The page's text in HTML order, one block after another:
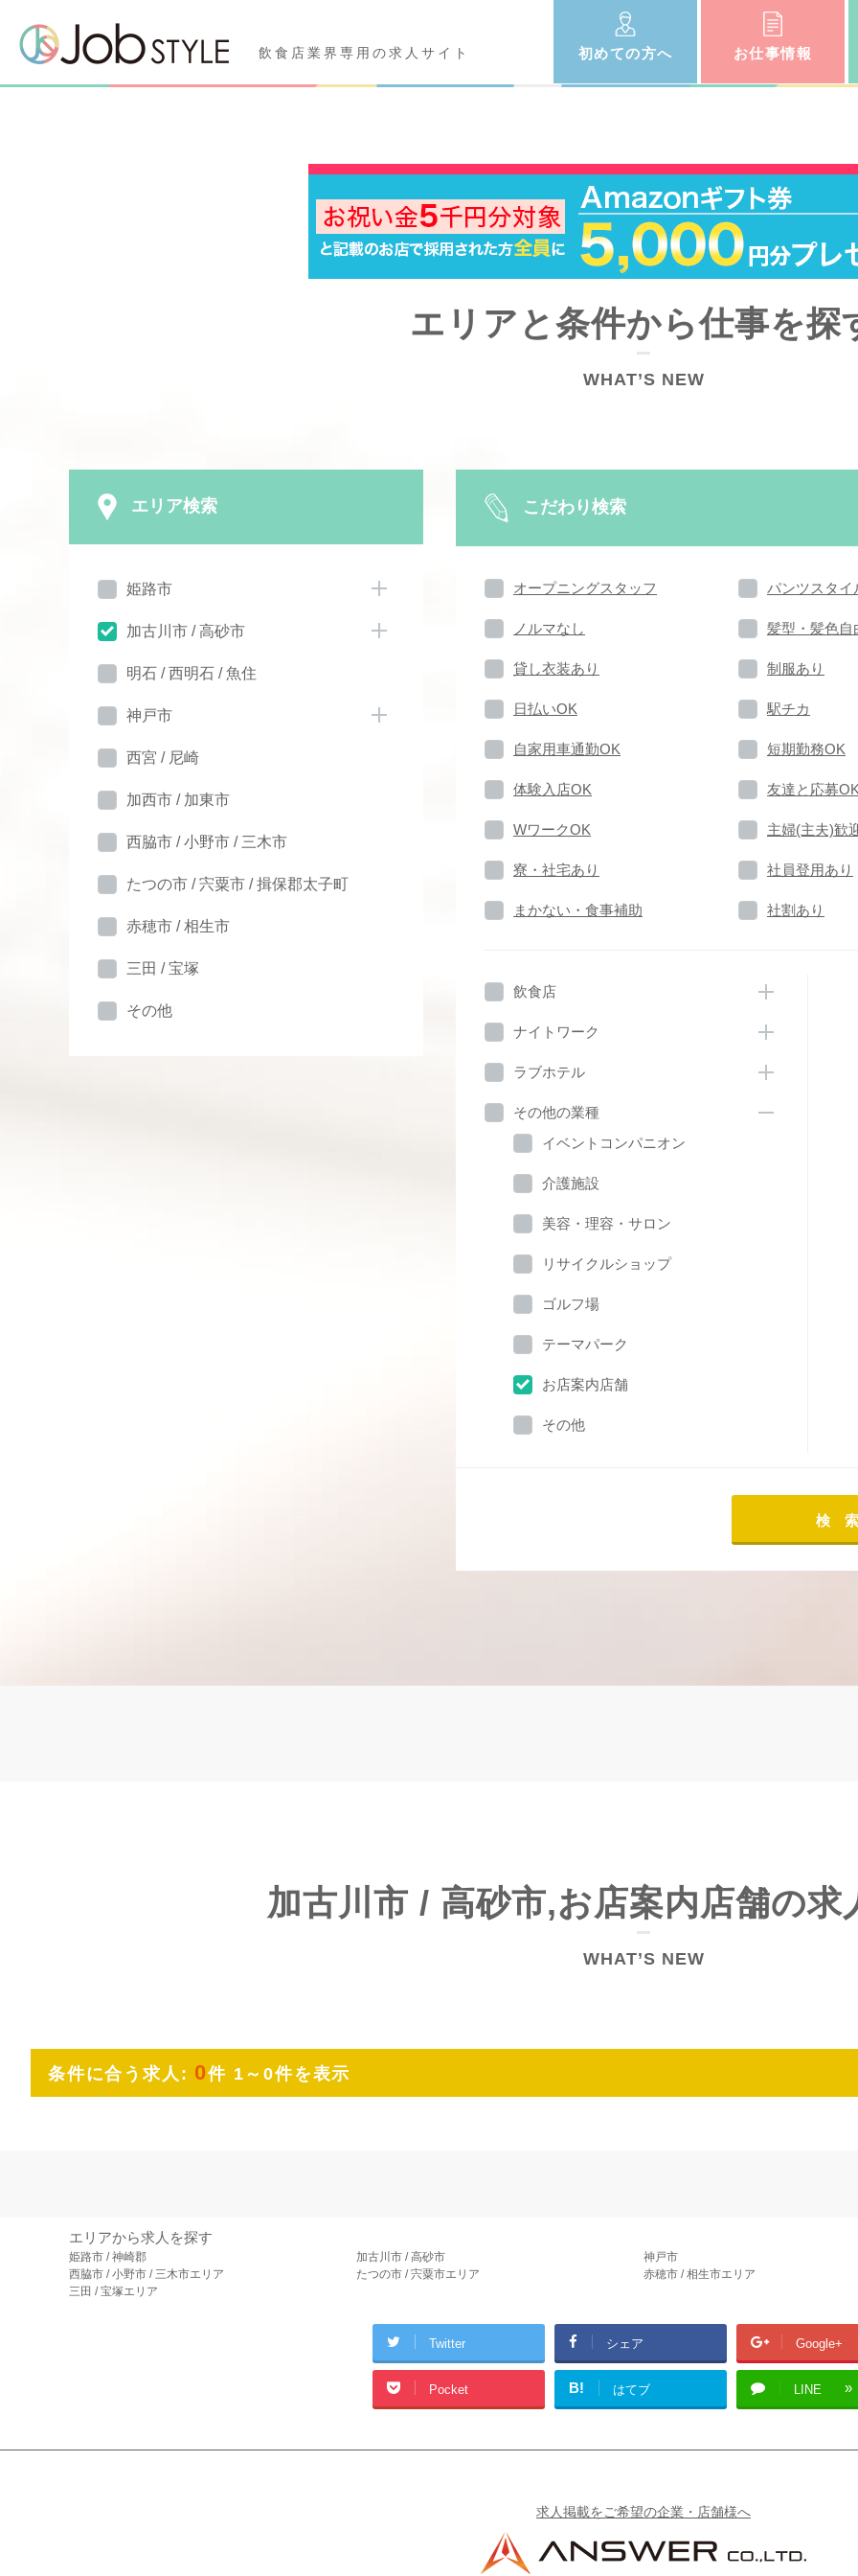
飲食店業界専用の求人サイト 初めての方へ お仕事情報
エリアと条件から仕事を探
WHAT’S NEW
エリア検索
姫路市
加古川市 / 高砂市
明石 / 西明石 / 魚住
神戸市
西宮 / 尼崎
加西市 / 加東市
西脇市 / 小野市 / 三木市
たつの市 / 宍粟市 / 揖保郡太子町
赤穂市 / 相生市
三田 / 宝塚
その他
こだわり検索
オープニングスタッフ パンツスタイ
ノルマなし 髪型・髪色自
貸し衣装あり 制服あり
日払いOK 駅チカ
自家用車通勤OK 短期勤務OK
体験入店OK 友達と応募
WワークOK 主婦(主夫)歓
寮・社宅あり 社員登用あり
まかない・食事補助 社割あり
飲食店
ナイトワーク
ラブホテル
その他の業種
イベントコンパニオン
介護施設
美容・理容・サロン
リサイクルショップ
ゴルフ場
テーマパーク
お店案内店舗
その他
検 索
加古川市 / 高砂市,お店案内店舗の求
WHAT’S NEW
条件に合う求人: 0件 1～0件を表示
エリアから求人を探す
姫路市 / 神崎郡 加古川市 / 高砂市
神戸市
西脇市 / 小野市 / 三木市エリア
たつの市 / 宍粟市エリア
赤穂市 / 相生市エリア
三田 / 宝塚エリア
Twitter シェア Google+
Pocket B! はてブ LINE
求人掲載をご希望の企業・店舗様へ